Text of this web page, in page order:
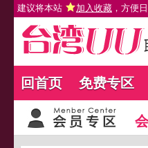
建议将本站 加入收藏 ，方便
回首页 免费专区